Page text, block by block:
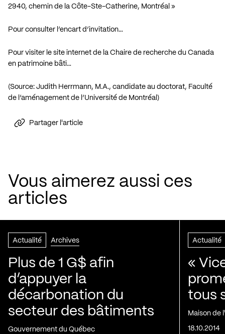
2940, chemin de la Côte-Ste-Catherine, Montréal »
Pour consulter l’encart d’invitation…
Pour visiter le site internet de la Chaire de recherche du Canada
en patrimoine bâti…
(Source: Judith Herrmann, M.A., candidate au doctorat, Faculté
de l’aménagement de l’Université de Montréal)
Partager l'article
Vous aimerez aussi ces
articles
Actualité Archives
Plus de 1 G$ afin
d’appuyer la
décarbonation du
secteur des bâtiments
Gouvernement du Québec
Actualité
«
tous
Maison de
18.10.2014